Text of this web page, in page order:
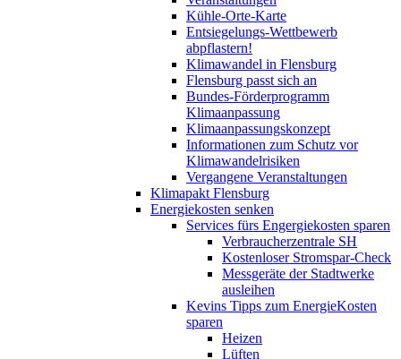
Kühle-Orte-Karte
Entsiegelungs-Wettbewerb
abpflastern!
Klimawandel in Flensburg
Flensburg passt sich an
Bundes-Förderprogramm
Klimaanpassung
Klimaanpassungskonzept
Informationen zum Schutz vor
Klimawandelrisiken
Vergangene Veranstaltungen
Klimapakt Flensburg
Energiekosten senken
Services fürs Engergiekosten sparen
Verbraucherzentrale SH
Kostenloser Stromspar-Check
Messgeräte der Stadtwerke
ausleihen
Kevins Tipps zum EnergieKosten
sparen
Heizen
Lüften